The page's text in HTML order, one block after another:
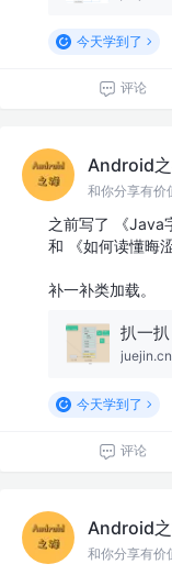
今天学到了
评论
Android
之前写了 《Java
和 《如何读懂晦
补一补类加载。
扒一
juejin.cn
今天学到了
评论
Android